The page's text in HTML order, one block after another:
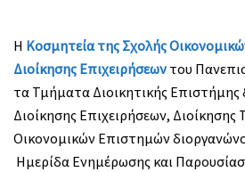
Η Κοσμητεία της Σχολής
Διοίκησης Επιχειρήσεων του
τα Τμήματα Διοικητικής Επιστήμης
Διοίκησης Επιχειρήσεων, Διοίκησης
Οικονομικών Επιστημών
Ημερίδα Ενημέρωσης και